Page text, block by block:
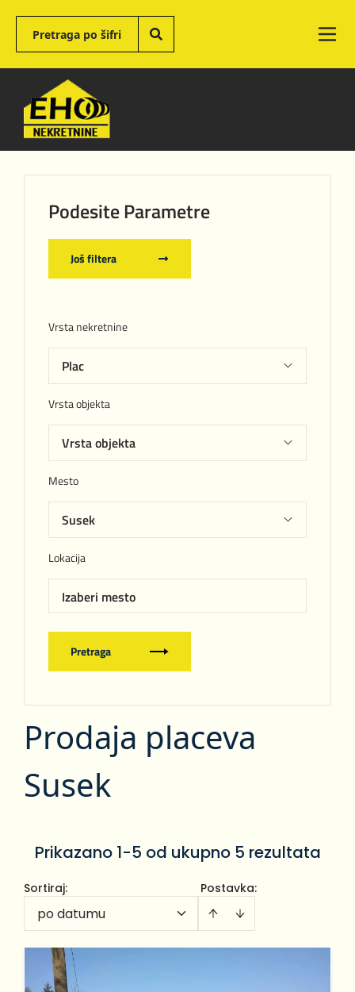
Podesite Parametre
Još filtera
Vrsta nekretnine
Vrsta objekta
Mesto
Lokacija
Izaberi mesto
Pretraga
Prodaja placeva
Susek
Prikazano 1-5 od ukupno 5 rezultata
Postavka:
Sortiraj:
po datumu